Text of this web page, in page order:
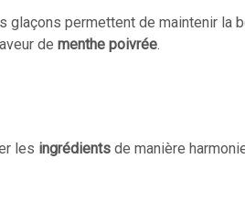
glaçons permettent de maintenir la
de menthe poivrée.
les ingrédients de manière